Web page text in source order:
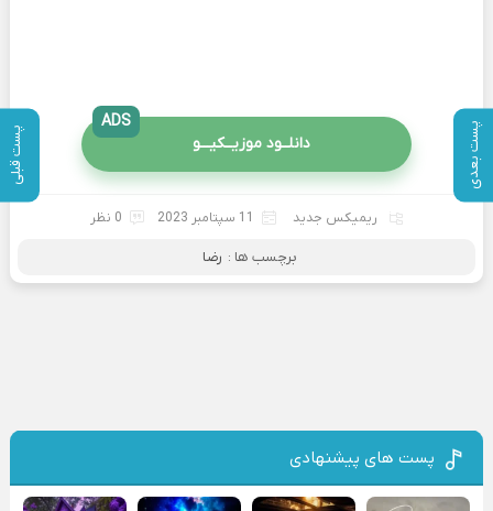
پست بعدی پست قبلی دانلــود موزیــکیـــو
ADS
ریمیکس جدید 11 سپتامبر 2023 0 نظر
برچسب ها : رضا
پست های پیشنهادی